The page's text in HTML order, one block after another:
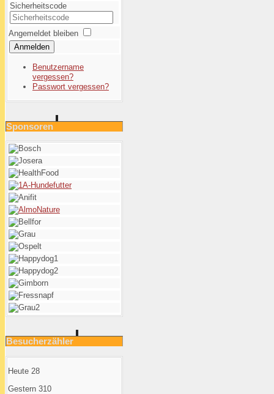
Sicherheitscode
Angemeldet bleiben
Anmelden
Benutzername
vergessen?
Passwort vergessen?
Sponsoren
Besucherzähler
Heute 28
Gestern 310